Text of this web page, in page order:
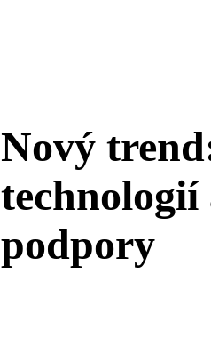
Nový
podpory